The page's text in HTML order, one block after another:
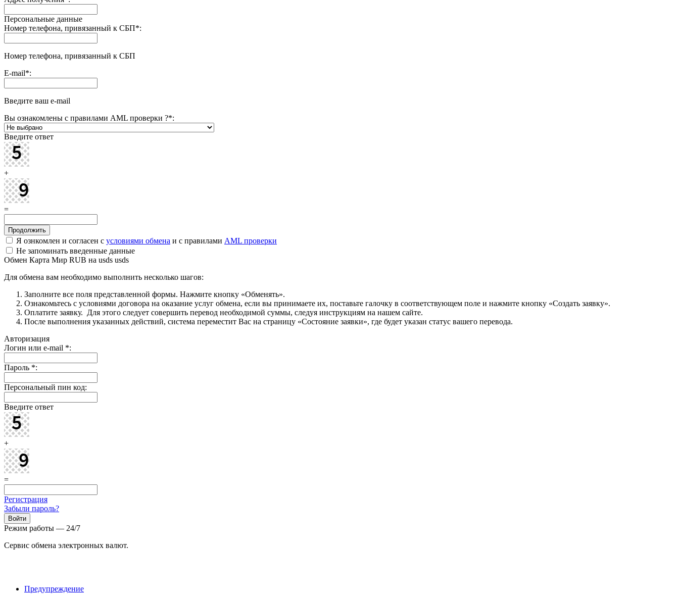
Персональные данные
Номер телефона, привязанный к СБП*:
Номер телефона, привязанный к СБП
E-mail*:
Введите ваш e-mail
Вы ознакомлены с правилами AML проверки ?*:
Введите ответ
+
=
Я ознкомлен и согласен с условиями обмена и с правилами AML проверки
Не запоминать введенные данные
Обмен Карта Мир RUB на usds usds
Для обмена вам необходимо выполнить несколько шагов:
Заполните все поля представленной формы. Нажмите кнопку «Обменять».
Ознакомьтесь с условиями договора на оказание услуг обмена, если вы принимаете их, поставьте галочку в соответствующем поле и нажмите кнопку «Создать заявку».
Оплатите заявку. Для этого следует совершить перевод необходимой суммы, следуя инструкциям на нашем сайте.
После выполнения указанных действий, система переместит Вас на страницу «Состояние заявки», где будет указан статус вашего перевода.
Авторизация
Логин или e-mail *:
Пароль *:
Персональный пин код:
Введите ответ
+
=
Регистрация
Забыли пароль?
Режим работы — 24/7
Сервис обмена электронных валют.
Предупреждение